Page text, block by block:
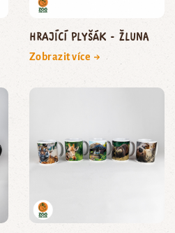
Hrající plyšák - žluna
Zobrazit více →